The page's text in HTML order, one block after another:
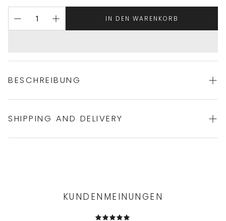
IN DEN WARENKORB
BESCHREIBUNG
mit Bügeln
SHIPPING AND DELIVERY
KUNDENMEINUNGEN